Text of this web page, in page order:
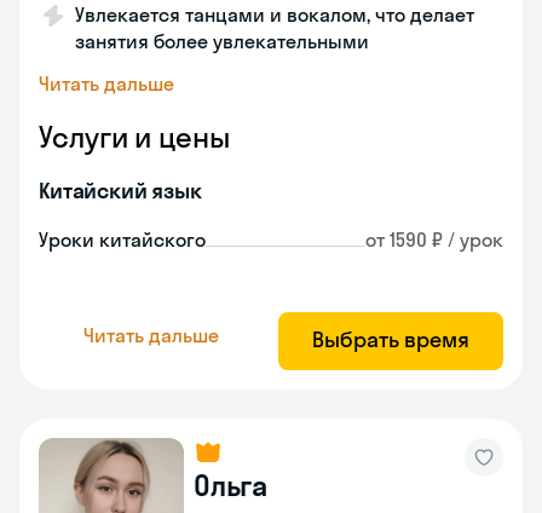
Увлекается танцами и вокалом, что делает
занятия более увлекательными
Читать дальше
Услуги и цены
Китайский язык
Уроки китайского от 1590 ₽ / урок
Читать дальше Выбрать время
Ольга